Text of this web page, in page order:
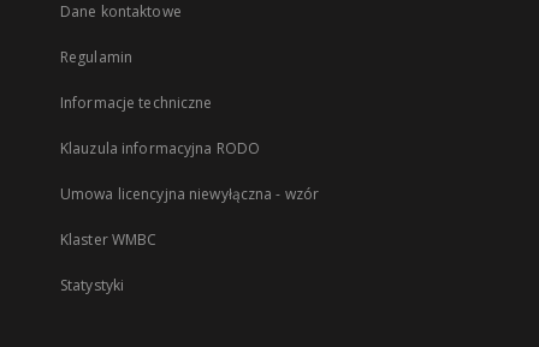
Dane kontaktowe
Regulamin
Informacje techniczne
Klauzula informacyjna RODO
Umowa licencyjna niewyłączna - wzór
Klaster WMBC
Statystyki